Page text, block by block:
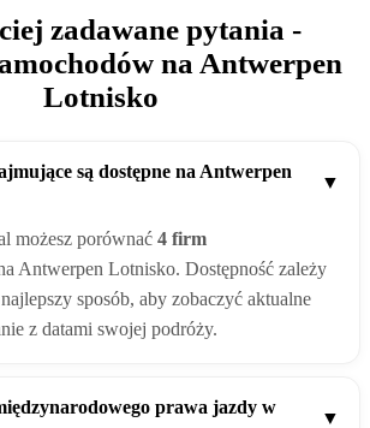
zadawane pytania -
na Antwerpen
Lotnisko
są dostępne na Antwerpen
▼
możesz porównać 4 firm
Antwerpen Lotnisko. Dostępność zależy
sposób, aby zobaczyć aktualne
z datami swojej podróży.
prawa jazdy w
▼